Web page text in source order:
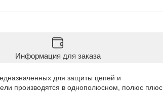
Информация для заказа
для защиты цепей и
производятся в однополюсном, полюс плюс